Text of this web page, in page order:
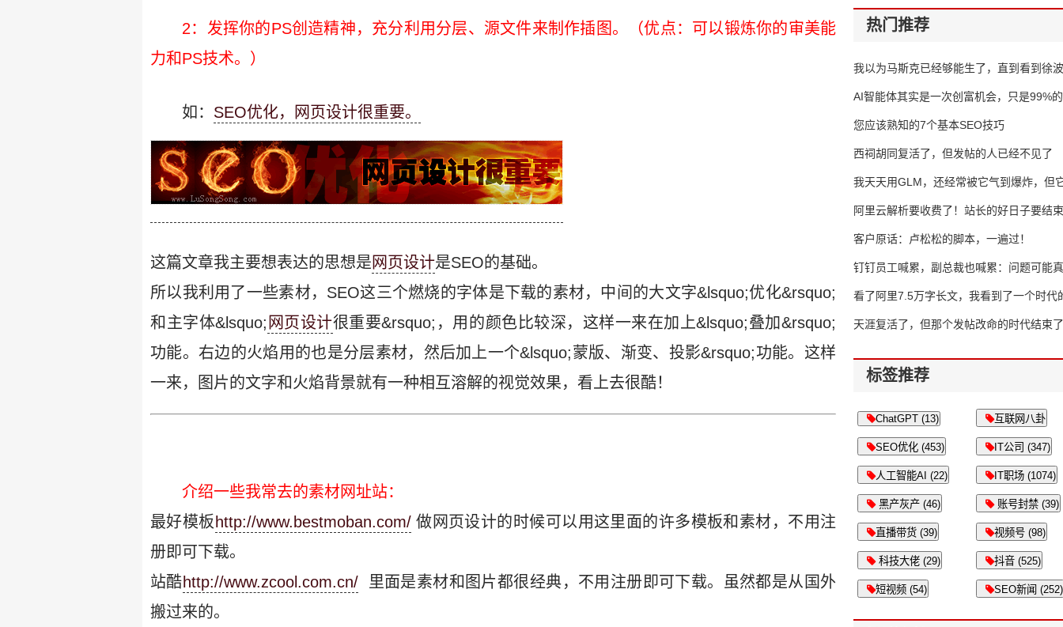
2：发挥你的PS创造精神，充分利用分层、源文件来制作插图。（优点：可以锻炼你的审美能
力和PS技术。）
如： SEO优化，网页设计很重要。
这篇文章我主要想表达的思想是网页设计是SEO的基础。
所以我利用了一些素材，SEO这三个燃烧的字体是下载的素材，中间的大文字&lsquo;优化&rsquo;
和主字体&lsquo; 网页设计很重要&rsquo;，用的颜色比较深，这样一来在加上&lsquo;叠加&rsquo;
功能。右边的火焰用的也是分层素材，然后加上一个&lsquo;蒙版、渐变、投影&rsquo;功能。这样
一来，图片的文字和火焰背景就有一种相互溶解的视觉效果，看上去很酷！
介绍一些我常去的素材网址站：
最好模板 http://www.bestmoban.com/做网页设计的时候可以用这里面的许多模板和素材，不用注
册即可下载。
站酷http://www.zcool.com.cn/里面是素材和图片都很经典，不用注册即可下载。虽然都是从国外
搬过来的。
热门推荐
我以为马斯克已经够能生了，直到看到
AI智能体其实是一次创富机会，只是99%
错过了
您应该熟知的7个基本SEO技巧
西祠胡同复活了，但发帖的人已经不见了
我天天用GLM，还经常被它气到爆炸，但
16万亿
阿里云解析要收费了！站长的好日子要结
客户原话：卢松松的脚本，一遍过！
钉钉员工喊累，副总裁也喊累：问题可能
了
看了阿里7.5万字长文，我看到了一个时代
天涯复活了，但那个发帖改命的时代结束了
标签推荐
ChatGPT (13) 互联网八卦
SEO优化 (453) IT公司 (347)
人工智能AI (22) IT职场 (1074)
黑产灰产 (46) 账号封禁 (39)
直播带货 (39) 视频号 (98)
科技大佬 (29) 抖音 (525)
短视频 (54) SEO新闻 (252)